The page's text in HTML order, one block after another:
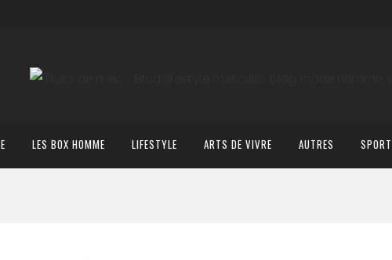
LES BOX HOMME LIFESTYLE ARTS DE VIVRE AUTRES SPORT